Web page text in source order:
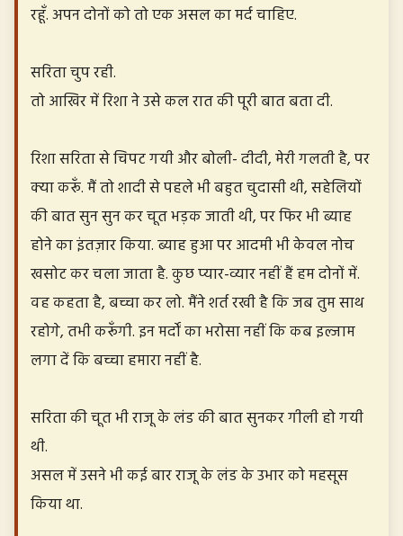
रहूँ. अपन दोनों को तो एक असल का मर्द चाहिए.
सरिता चुप रही.
तो आखिर में रिशा ने उसे कल रात की पूरी बात बता दी.
रिशा सरिता से चिपट गयी और बोली- दीदी, मेरी गलती है, पर
क्या करूँ. मैं तो शादी से पहले भी बहुत चुदासी थी, सहेलियों
की बात सुन सुन कर चूत भड़क जाती थी, पर फिर भी ब्याह
होने का इंतज़ार किया. ब्याह हुआ पर आदमी भी केवल नोच
खसोट कर चला जाता है. कुछ प्यार-व्यार नहीं हैं हम दोनों में.
वह कहता है, बच्चा कर लो. मैंने शर्त रखी है कि जब तुम साथ
रहोगे, तभी करूँगी. इन मर्दों का भरोसा नहीं कि कब इल्जाम
लगा दें कि बच्चा हमारा नहीं है.
सरिता की चूत भी राजू के लंड की बात सुनकर गीली हो गयी
थी.
असल में उसने भी कई बार राजू के लंड के उभार को महसूस
किया था.